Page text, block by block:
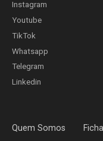
Instagram
Youtube
TikTok
Whatsapp
Telegram
Linkedin
Quem Somos